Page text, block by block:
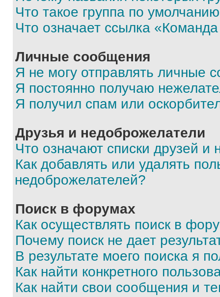
Что такое группа по
Что означает ссылка
Личные сообщения
Я не могу отправлять личные
Я постоянно получаю
Я получил спам или
Друзья и недоброжелатели
Что означают списки друзей и
Как добавлять или удалять
недоброжелателей?
Поиск в форумах
Как осуществлять поиск в
Почему поиск не дает
В результате моего поиска я
Как найти конкретного
Как найти свои сообщения и